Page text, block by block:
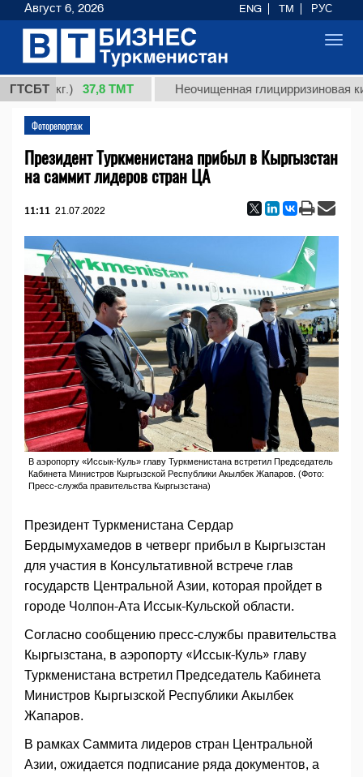
ГТСБТ
1 (кг.) 37,8 ТМТ Неочищенная глицирризиновая
Фоторепортаж
Президент Туркменистана прибыл в Кыргызстан
на саммит лидеров стран ЦА
11:11 21.07.2022
В аэропорту «Иссык-Куль» главу Туркменистана встретил Председатель
Кабинета Министров Кыргызской Республики Акылбек Жапаров. (Фото:
Пресс-служба правительства Кыргызстана)
Президент Туркменистана Сердар
Бердымухамедов в четверг прибыл в Кыргызстан
для участия в Консультативной встрече глав
государств Центральной Азии, которая пройдет в
городе Чолпон-Ата Иссык-Кульской области.
Согласно сообщению пресс-службы правительства
Кыргызстана, в аэропорту «Иссык-Куль» главу
Туркменистана встретил Председатель Кабинета
Министров Кыргызской Республики Акылбек
Жапаров.
В рамках Саммита лидеров стран Центральной
Азии, ожидается подписание ряда документов, а
Август 6, 2026 ENG TM РУС